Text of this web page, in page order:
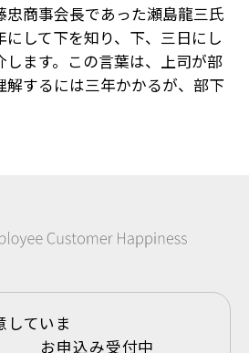
商事会長であった瀬島龍三氏
して下を知り、下、三日にし
します。この言葉は、上司が部
解するには三年かかるが、部下
していま
み受付中